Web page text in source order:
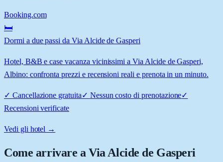
Booking.com
🛏️
Dormi a due passi da Via Alcide de Gasperi
Hotel, B&B e case vacanza vicinissimi a Via Alcide de Gasperi,
Albino: confronta prezzi e recensioni reali e prenota in un minuto.
✓ Cancellazione gratuita✓ Nessun costo di prenotazione✓
Recensioni verificate
Vedi gli hotel →
Come arrivare aVia Alcide de Gasperi